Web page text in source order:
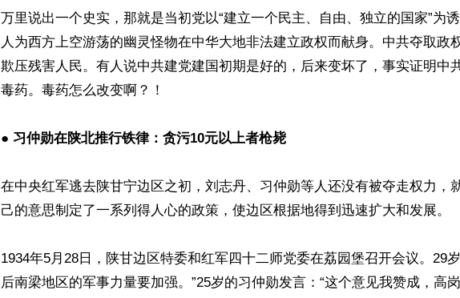
万里说出一个史实，那就是当初党以“建立一个民主、自由、独立的国家”为
人为西方上空游荡的幽灵怪物在中华大地非法建立政权而献身。中共夺取政
欺压残害人民。有人说中共建党建国初期是好的，后来变坏了，事实证明中
毒药。毒药怎么改变啊？！
● 习仲勋在陕北推行铁律：贪污10元以上者枪毙
在中央红军逃去陕甘宁边区之初，刘志丹、习仲勋等人还没有被夺走权力，
己的意思制定了一系列得人心的政策，使边区根据地得到迅速扩大和发展。
1934年5月28日，陕甘边区特委和红军四十二师党委在荔园堡召开会议。29
后南梁地区的军事力量要加强。”25岁的习仲勋发言：“这个意见我赞成，高